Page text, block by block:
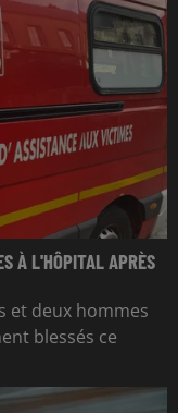
À L'HÔPITAL APRÈS
et deux hommes
blessés ce